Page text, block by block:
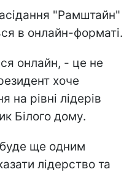
"Рамштайн"
в онлайн-форматі.
онлайн, - це не
хоче
на рівні лідерів
Білого дому.
ще одним
лідерство та